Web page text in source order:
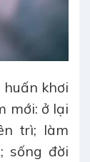
khơi
mới: ở lại
trì; làm
sống đời